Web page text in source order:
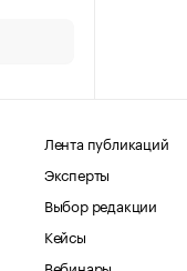
Лента публикаций
Эксперты
Выбор редакции
Кейсы
Вебинары